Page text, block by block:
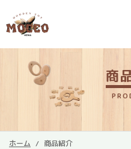
商
ホーム 商品紹介